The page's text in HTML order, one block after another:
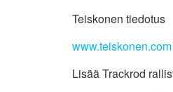
Teiskonen tiedotus
www.teiskonen.com
Lisää Trackrod